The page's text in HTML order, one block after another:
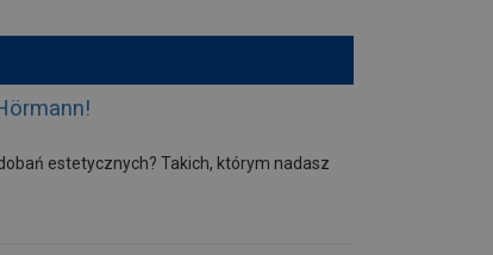
estetycznych? Takich, którym nadasz